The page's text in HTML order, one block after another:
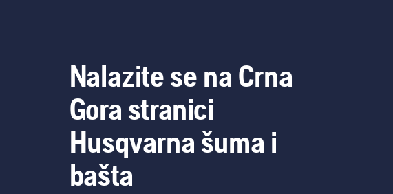
Nalazite se na Crna
Gora stranici
Husqvarna šuma i
bašta